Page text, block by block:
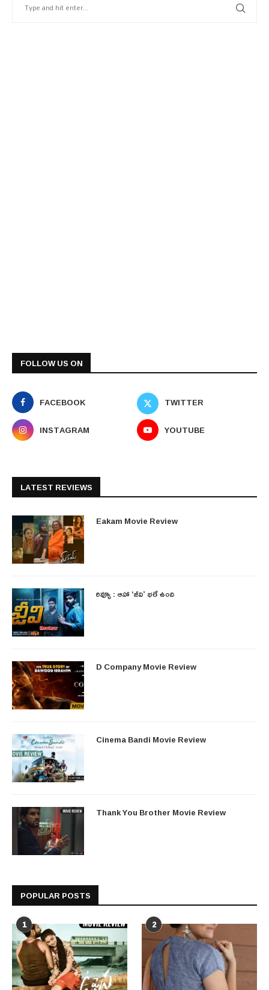
FOLLOW US ON
FACEBOOK
TWITTER
INSTAGRAM
YOUTUBE
LATEST REVIEWS
Eakam Movie Review
రివ్యూ : ఆహా ‘జీవి’ భలే ఉంది
D Company Movie Review
Cinema Bandi Movie Review
Thank You Brother Movie Review
POPULAR POSTS
1 2